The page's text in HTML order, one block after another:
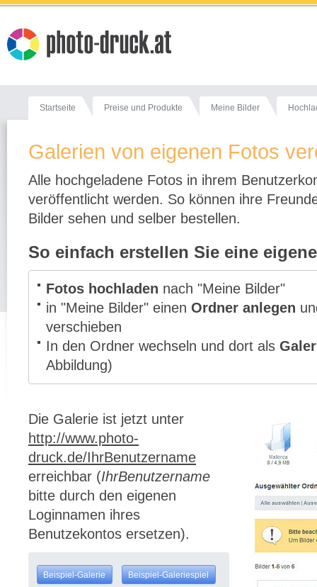
Startseite Preise und Produkte Meine Bilder
Galerien von eigenen Fotos
Alle hochgeladene Fotos in ihrem
veröffentlicht werden. So können ihre
Bilder sehen und selber bestellen.
So einfach erstellen Sie eine
Fotos hochladen nach "Meine Bilder"
in "Meine Bilder" einen Ordner anlegen
verschieben
In den Ordner wechseln und dort als
Abbildung)
Die Galerie ist jetzt unter
http://www.photo-
druck.de/IhrBenutzername
erreichbar (IhrBenutzername
bitte durch den eigenen
Loginnamen ihres
Benutzekontos ersetzen).
Beispiel-Galerie Beispiel-Galeriespiel